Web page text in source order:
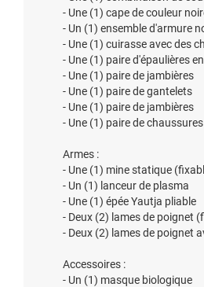
- Une (1) cape de couleur
- Un (1) ensemble d'armure
- Une (1) cuirasse avec des
- Une (1) paire d'épaulières
- Une (1) paire de jambières
- Une (1) paire de gantelets
- Une (1) paire de jambières
- Une (1) paire de
Armes :
- Une (1) mine statique
- Un (1) lanceur de plasma
- Une (1) épée Yautja pliable
- Deux (2) lames de poignet
- Deux (2) lames de poignet
Accessoires :
- Un (1) masque biologique